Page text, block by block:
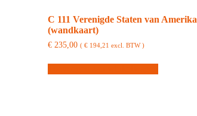
C 111 Verenigde Staten van Amerika
(wandkaart)
€ 235,00 (€ 194,21 excl. BTW )